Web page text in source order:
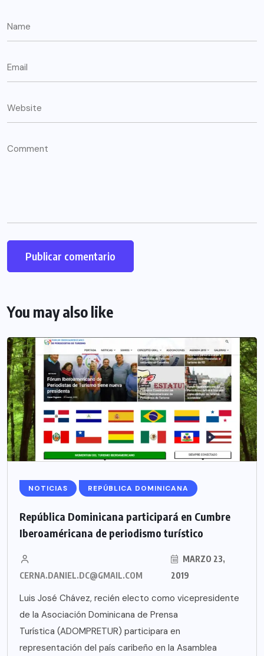
You may also like
NOTICIAS REPÚBLICA DOMINICANA
República Dominicana participará en Cumbre
Iberoaméricana de periodismo turístico
CERNA.DANIEL.DC@GMAIL.COM
MARZO 23,
2019
Luis José Chávez, recién electo como vicepresidente
de la Asociación Dominicana de Prensa
Turística (ADOMPRETUR) participara en
representación del país caribeño en la Asamblea